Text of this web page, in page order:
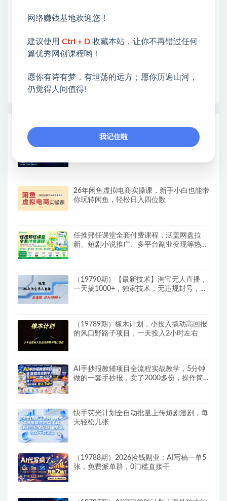
❤能助您：找项目 + 低成本创业 + 减少信息差 + 见识
❤本站为众多团队提供了重要价值，也为众多创业者
开启网络之门，广受好评！
早为您提供丰盛价值。祝您前程似锦！
热门课程展示
（19791期）AI智能数据与流量平台日收
26年闲鱼虚拟电商实操课，新手小白也能带
你玩转闲鱼，轻松日入四位数
任推邦任课堂全套付费课程，涵盖网盘拉
新、短剧小说推广、多平台副业变现等热门
（19790期）【最新技术】淘宝无人直播，
一天搞1000+，独家技术，无违规封号，可
（19789期）橡木计划，小投入撬动高回报
的风口野路子项目，一天投入2小时左右
AI手抄报教辅项目全流程实战教学，5分钟
做的一套手抄报，卖了2000多份，操作简
快手荧光计划全自动批量上传短剧漫剧，每
天轻松几张
（19788期）2026捡钱副业：AI写稿一单5
张，免费派单群，0门槛直接干
网络赚钱基地欢迎您！
建议使用 Ctrl + D 收藏本站，让你不再错过任何
篇优秀网创课程哟！
愿你有诗有梦，有坦荡的远方；愿你历遍山河，
仍觉得人间值得!
我记住啦